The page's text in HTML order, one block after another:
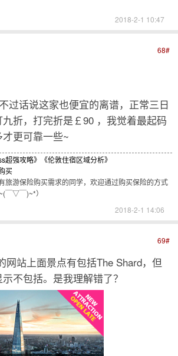
2018-2-1 10:47
68#
过话说这家也便宜的离谱，正常三日
折，打完折是￡90 ，我觉着最起码
更可靠一些~
超强攻略》
《伦敦住宿区域分析》
买
旅游保险购买需求的同学，欢迎通过购买保险的方式
￣▽￣)~*）
2018-2-1 14:06
69#
网站上面景点有包括The Shard，但
不包括。是我理解错了？